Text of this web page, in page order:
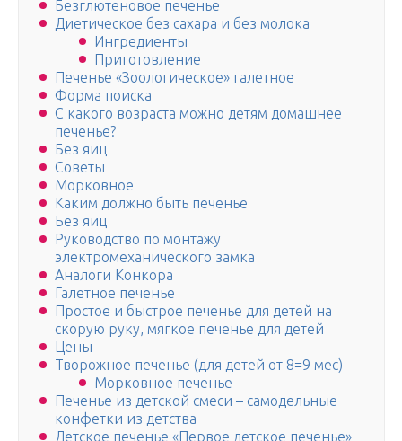
Безглютеновое печенье
Диетическое без сахара и без молока
Ингредиенты
Приготовление
Печенье «Зоологическое» галетное
Форма поиска
С какого возраста можно детям домашнее
печенье?
Без яиц
Советы
Морковное
Каким должно быть печенье
Без яиц
Руководство по монтажу
электромеханического замка
Аналоги Конкора
Галетное печенье
Простое и быстрое печенье для детей на
скорую руку, мягкое печенье для детей
Цены
Творожное печенье (для детей от 8=9 мес)
Морковное печенье
Печенье из детской смеси – самодельные
конфетки из детства
Детское печенье «Первое детское печенье»